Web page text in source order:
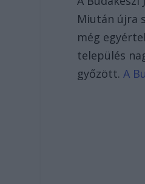
Miután újra
még
település
győzött.A